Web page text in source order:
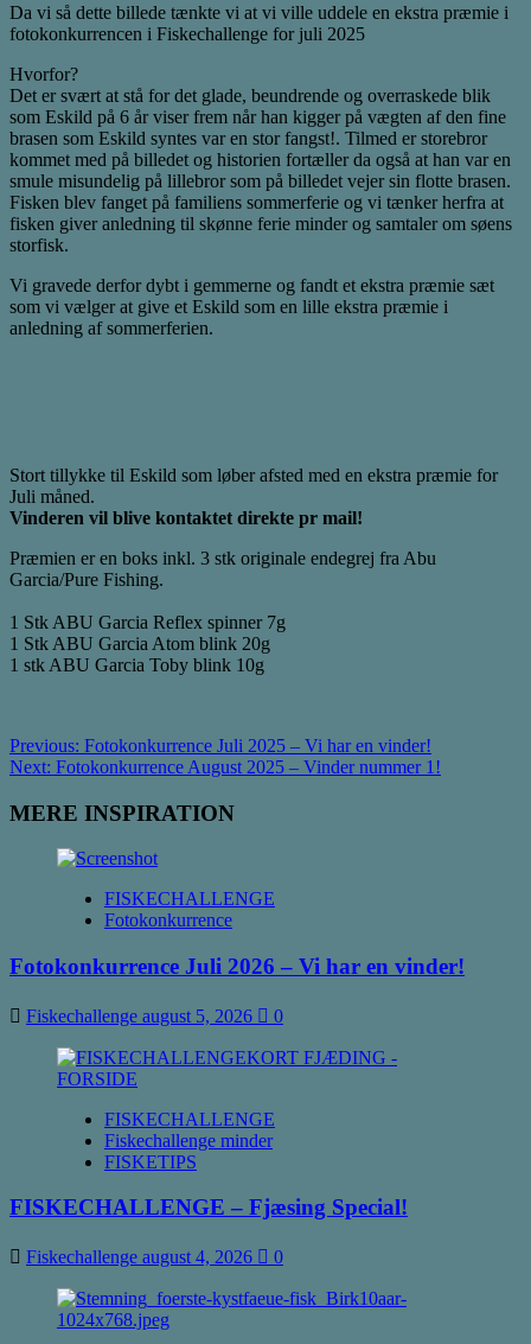
Da vi så dette billede tænkte vi at vi ville uddele en ekstra præmie i
fotokonkurrencen i Fiskechallenge for juli 2025
Hvorfor?
Det er svært at stå for det glade, beundrende og overraskede blik
som Eskild på 6 år viser frem når han kigger på vægten af den fine
brasen som Eskild syntes var en stor fangst!. Tilmed er storebror
kommet med på billedet og historien fortæller da også at han var en
smule misundelig på lillebror som på billedet vejer sin flotte brasen.
Fisken blev fanget på familiens sommerferie og vi tænker herfra at
fisken giver anledning til skønne ferie minder og samtaler om søens
storfisk.
Vi gravede derfor dybt i gemmerne og fandt et ekstra præmie sæt
som vi vælger at give et Eskild som en lille ekstra præmie i
anledning af sommerferien.
Stort tillykke til Eskild som løber afsted med en ekstra præmie for
Juli måned.
Vinderen vil blive kontaktet direkte pr mail!
Præmien er en boks inkl. 3 stk originale endegrej fra Abu
Garcia/Pure Fishing.
1 Stk ABU Garcia Reflex spinner 7g
1 Stk ABU Garcia Atom blink 20g
1 stk ABU Garcia Toby blink 10g
Post
navigation
Previous: Fotokonkurrence Juli 2025 – Vi har en vinder!
Next: Fotokonkurrence August 2025 – Vinder nummer 1!
MERE INSPIRATION
FISKECHALLENGE
Fotokonkurrence
Fotokonkurrence Juli 2026 – Vi har en vinder!
Fiskechallenge august 5, 2026 0
FISKECHALLENGE
Fiskechallenge minder
FISKETIPS
FISKECHALLENGE – Fjæsing Special!
Fiskechallenge august 4, 2026 0